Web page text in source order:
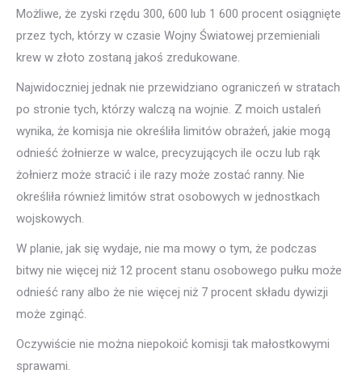
Możliwe, że zyski rzędu 300, 600 lub 1 600 procent osiągnięte
przez tych, którzy w czasie Wojny Światowej przemieniali
krew w złoto zostaną jakoś zredukowane.
Najwidoczniej jednak nie przewidziano ograniczeń w stratach
po stronie tych, którzy walczą na wojnie. Z moich ustaleń
wynika, że komisja nie określiła limitów obrażeń, jakie mogą
odnieść żołnierze w walce, precyzujących ile oczu lub rąk
żołnierz może stracić i ile razy może zostać ranny. Nie
określiła również limitów strat osobowych w jednostkach
wojskowych.
W planie, jak się wydaje, nie ma mowy o tym, że podczas
bitwy nie więcej niż 12 procent stanu osobowego pułku może
odnieść rany albo że nie więcej niż 7 procent składu dywizji
może zginąć.
Oczywiście nie można niepokoić komisji tak małostkowymi
sprawami.